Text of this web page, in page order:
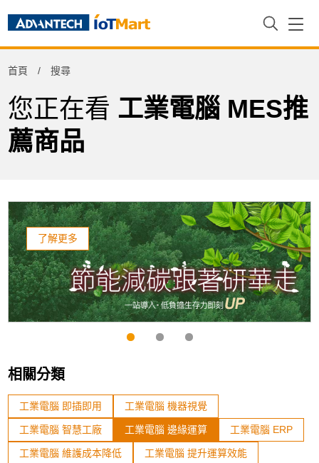
首頁 搜尋
您正在看 工業電腦 MES推
薦商品
了解更多
Product Tag
相關分類
工業電腦 即插即用 工業電腦 機器視覺
工業電腦 智慧工廠 工業電腦 邊緣運算 工業電腦 ERP
工業電腦 維護成本降低 工業電腦 提升運算效能